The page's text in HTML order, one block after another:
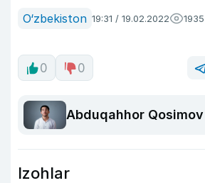
O‘zbekiston 19:31 / 19.02.2022 1935
0 0
Abduqahhor Qosimov
Izohlar